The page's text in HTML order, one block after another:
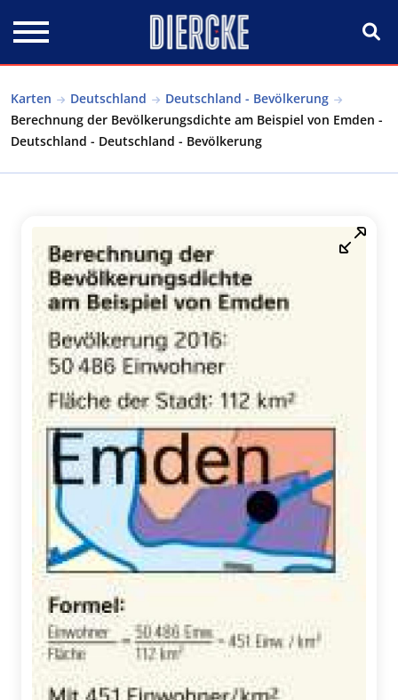
Karten Deutschland
Deutschland - Bevölkerung
Berechnung der Bevölkerungsdichte am Beispiel von Emden -
Deutschland - Deutschland - Bevölkerung